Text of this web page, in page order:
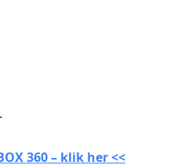
.
360 – klik her <<